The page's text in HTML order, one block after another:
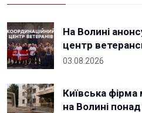
На Волині
центр
03.08.2026
Київська
на Волині